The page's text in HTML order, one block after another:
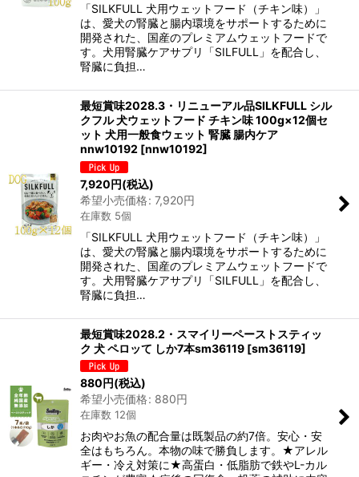
「SILKFULL 犬用ウェットフード（チキン味）」
は、愛犬の腎臓と腸内環境をサポートするために
開発された、国産のプレミアムウェットフードで
す。犬用腎臓ケアサプリ「SILFULL」を配合し、
腎臓に負担…
最短賞味2028.3・リニューアル品SILKFULL シル
クフル 犬ウェットフード チキン味 100g×12個セ
ット 犬用一般食ウェット 腎臓 腸内ケア
nnw10192 [nnw10192]
7,920円(税込)
希望小売価格: 7,920円
在庫数 5個
「SILKFULL 犬用ウェットフード（チキン味）」
は、愛犬の腎臓と腸内環境をサポートするために
開発された、国産のプレミアムウェットフードで
す。犬用腎臓ケアサプリ「SILFULL」を配合し、
腎臓に負担…
最短賞味2028.2・スマイリーペーストスティッ
ク 犬 ペロッて しか7本sm36119 [sm36119]
880円(税込)
希望小売価格: 880円
在庫数 12個
お肉やお魚の配合量は既製品の約7倍。安心・安
全はもちろん。本物の味で勝負します。★アレル
ギー・冷え対策に★高蛋白・低脂肪で鉄やL-カル